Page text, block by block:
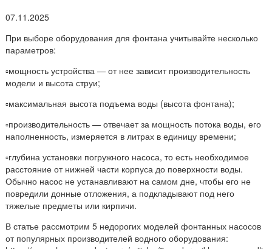
07.11.2025
При выборе оборудования для фонтана учитывайте несколько
параметров:
▫️мощность устройства — от нее зависит производительность
модели и высота струи;
▫️максимальная высота подъема воды (высота фонтана);
▫️производительность — отвечает за мощность потока воды, его
наполненность, измеряется в литрах в единицу времени;
▫️глубина установки погружного насоса, то есть необходимое
расстояние от нижней части корпуса до поверхности воды.
Обычно насос не устанавливают на самом дне, чтобы его не
повредили донные отложения, а подкладывают под него
тяжелые предметы или кирпичи.
В статье рассмотрим 5 недорогих моделей фонтанных насосов
от популярных производителей водного оборудования: